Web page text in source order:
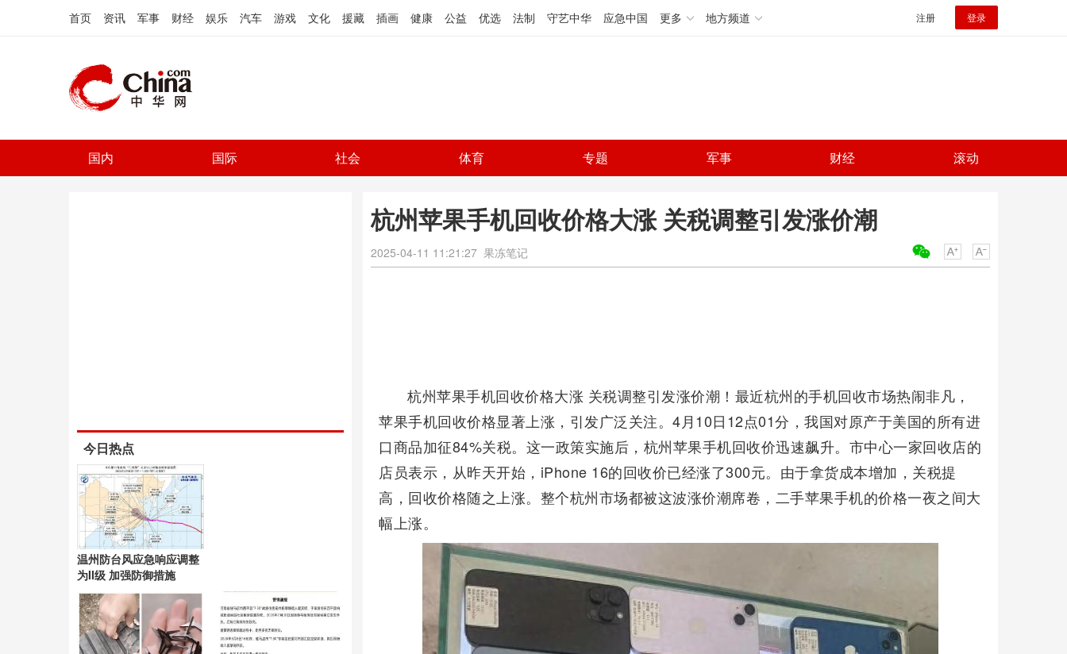
首页 资讯 军事 财经 娱乐 汽车 游戏 文化 援藏 插画 健康 公益 优选 法制 守艺中华 应急中国 更多 地方频道 注册 登录
国内 国际 社会 体育 专题 军事 财经 滚动
杭州苹果手机回收价格大涨 关税调整引发涨价潮
2025-04-11 11:21:27 果冻笔记
杭州苹果手机回收价格大涨 关税调整引发涨价潮！最近杭州的手机回收市场热闹非凡，
苹果手机回收价格显著上涨，引发广泛关注。4月10日12点01分，我国对原产于美国的所有进
口商品加征84%关税。这一政策实施后，杭州苹果手机回收价迅速飙升。市中心一家回收店的
店员表示，从昨天开始，iPhone 16的回收价已经涨了300元。由于拿货成本增加，关税提
高，回收价格随之上涨。整个杭州市场都被这波涨价潮席卷，二手苹果手机的价格一夜之间大
幅上涨。
今日热点
温州防台风应急响应调整
为II级 加强防御措施